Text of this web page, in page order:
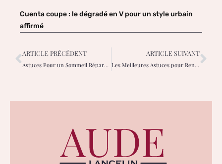
Cuenta coupe : le dégradé en V pour un style urbain
affirmé
ARTICLE PRÉCÉDENT
Astuces Pour un Sommeil Réparateur au Féminin
ARTICLE SUIVANT
Les Meilleures Astuces pour Rencontrer une Femme et Créer des Liens Durables